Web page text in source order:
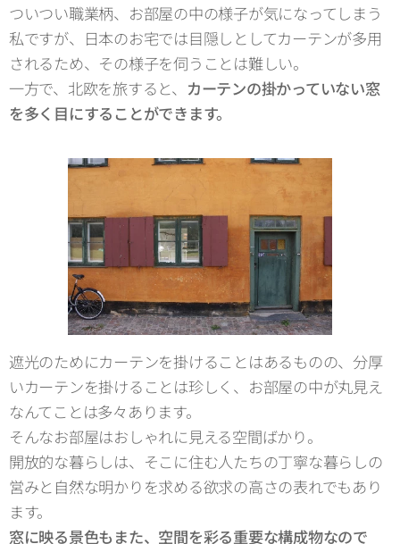
ついつい職業柄、お部屋の中の様子が気になってしまう
私ですが、日本のお宅では目隠しとしてカーテンが多用
されるため、その様子を伺うことは難しい。
一方で、北欧を旅すると、 カーテンの掛かっていない窓
を多く目にすることができます。
遮光のためにカーテンを掛けることはあるものの、分厚
いカーテンを掛けることは珍しく、お部屋の中が丸見え
なんてことは多々あります。
そんなお部屋はおしゃれに見える空間ばかり。
開放的な暮らしは、そこに住む人たちの丁寧な暮らしの
営みと自然な明かりを求める欲求の高さの表れでもあり
ます。
窓に映る景色もまた、空間を彩る重要な構成物なので